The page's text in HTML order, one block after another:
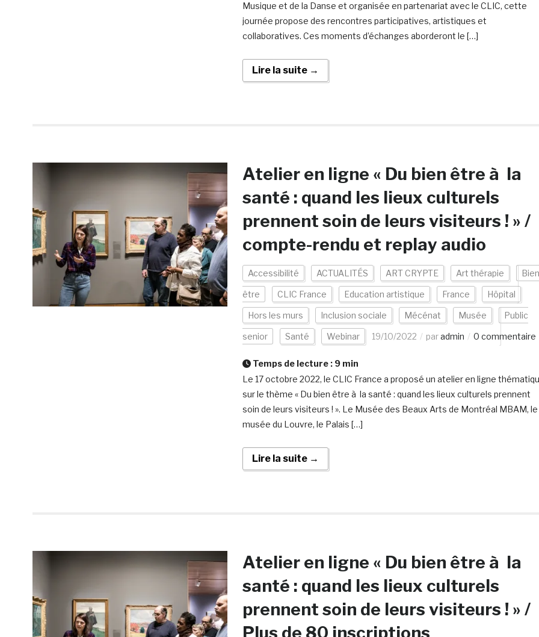
Musique et de la Danse et organisée en partenariat avec le CLIC, cette
journée propose des rencontres participatives, artistiques et
collaboratives. Ces moments d’échanges aborderont le […]
Lire la suite →
Atelier en ligne « Du bien être à la
santé : quand les lieux culturels
prennent soin de leurs visiteurs ! » /
compte-rendu et replay audio
Accessibilité ACTUALITÉS ART CRYPTE Art thérapie
être CLIC France Education artistique France Hôpital
Hors les murs Inclusion sociale Mécénat Musée Public
senior Santé Webinar 19/10/2022 paradmin 0 commentaire
Temps de lecture : 9 min
Le 17 octobre 2022, le CLIC France a proposé un atelier en ligne
sur le thème « Du bien être à la santé : quand les lieux culturels prennent
soin de leurs visiteurs ! ». Le Musée des Beaux Arts de Montréal MBAM, le
musée du Louvre, le Palais […]
Lire la suite →
Atelier en ligne « Du bien être à la
santé : quand les lieux culturels
prennent soin de leurs visiteurs ! » /
Plus de 80 inscriptions